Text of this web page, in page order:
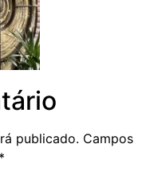
publicado. Campos
*